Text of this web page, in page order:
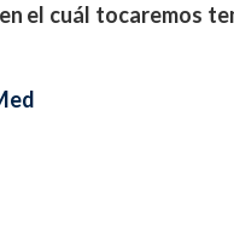
el cuál tocaremos